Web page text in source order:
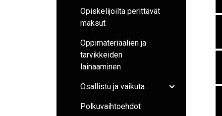
Opiskelijoilta perittävät
maksut
Oppimateriaalien ja
tarvikkeiden
lainaaminen
Osallistu ja vaikuta
Polkuvaihtoehdot